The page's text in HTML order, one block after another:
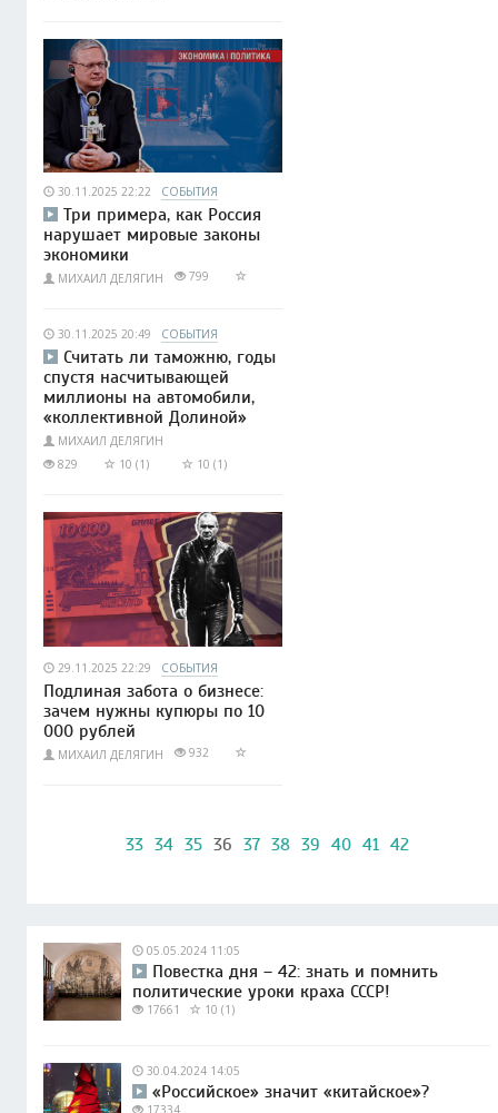
30.11.2025 22:22 СОБЫТИЯ
Три примера, как Россия
нарушает мировые законы
экономики
МИХАИЛ ДЕЛЯГИН 799
30.11.2025 20:49 СОБЫТИЯ
Считать ли таможню, годы
спустя насчитывающей
миллионы на автомобили,
«коллективной Долиной»
МИХАИЛ ДЕЛЯГИН
829
10 (1) 10 (1)
29.11.2025 22:29 СОБЫТИЯ
Подлиная забота о бизнесе:
зачем нужны купюры по 10
000 рублей
МИХАИЛ ДЕЛЯГИН 932
33 34 35 36 37 38 39 40 41 42
05.05.2024 11:05
Повестка дня – 42: знать и помнить
политические уроки краха СССР!
17661 10 (1)
30.04.2024 14:05
«Российское» значит «китайское»?
17334